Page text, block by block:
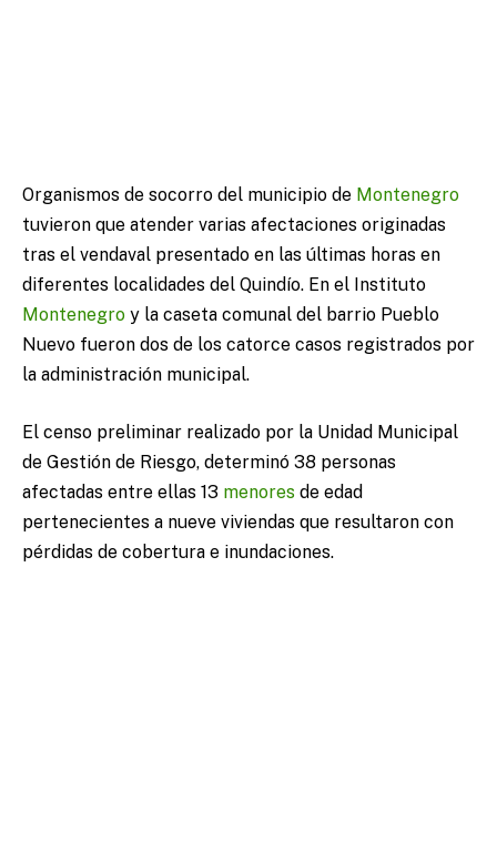
Organismos de socorro del municipio de Montenegro
tuvieron que atender varias afectaciones originadas
tras el vendaval presentado en las últimas horas en
diferentes localidades del Quindío. En el Instituto
Montenegro y la caseta comunal del barrio Pueblo
Nuevo fueron dos de los catorce casos registrados por
la administración municipal.
El censo preliminar realizado por la Unidad Municipal
de Gestión de Riesgo, determinó 38 personas
afectadas entre ellas 13 menores de edad
pertenecientes a nueve viviendas que resultaron con
pérdidas de cobertura e inundaciones.